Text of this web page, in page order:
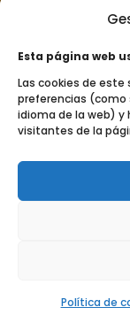
Esta página web
Las cookies de este
preferencias (como
idioma de la web) y
visitantes de la
Política de